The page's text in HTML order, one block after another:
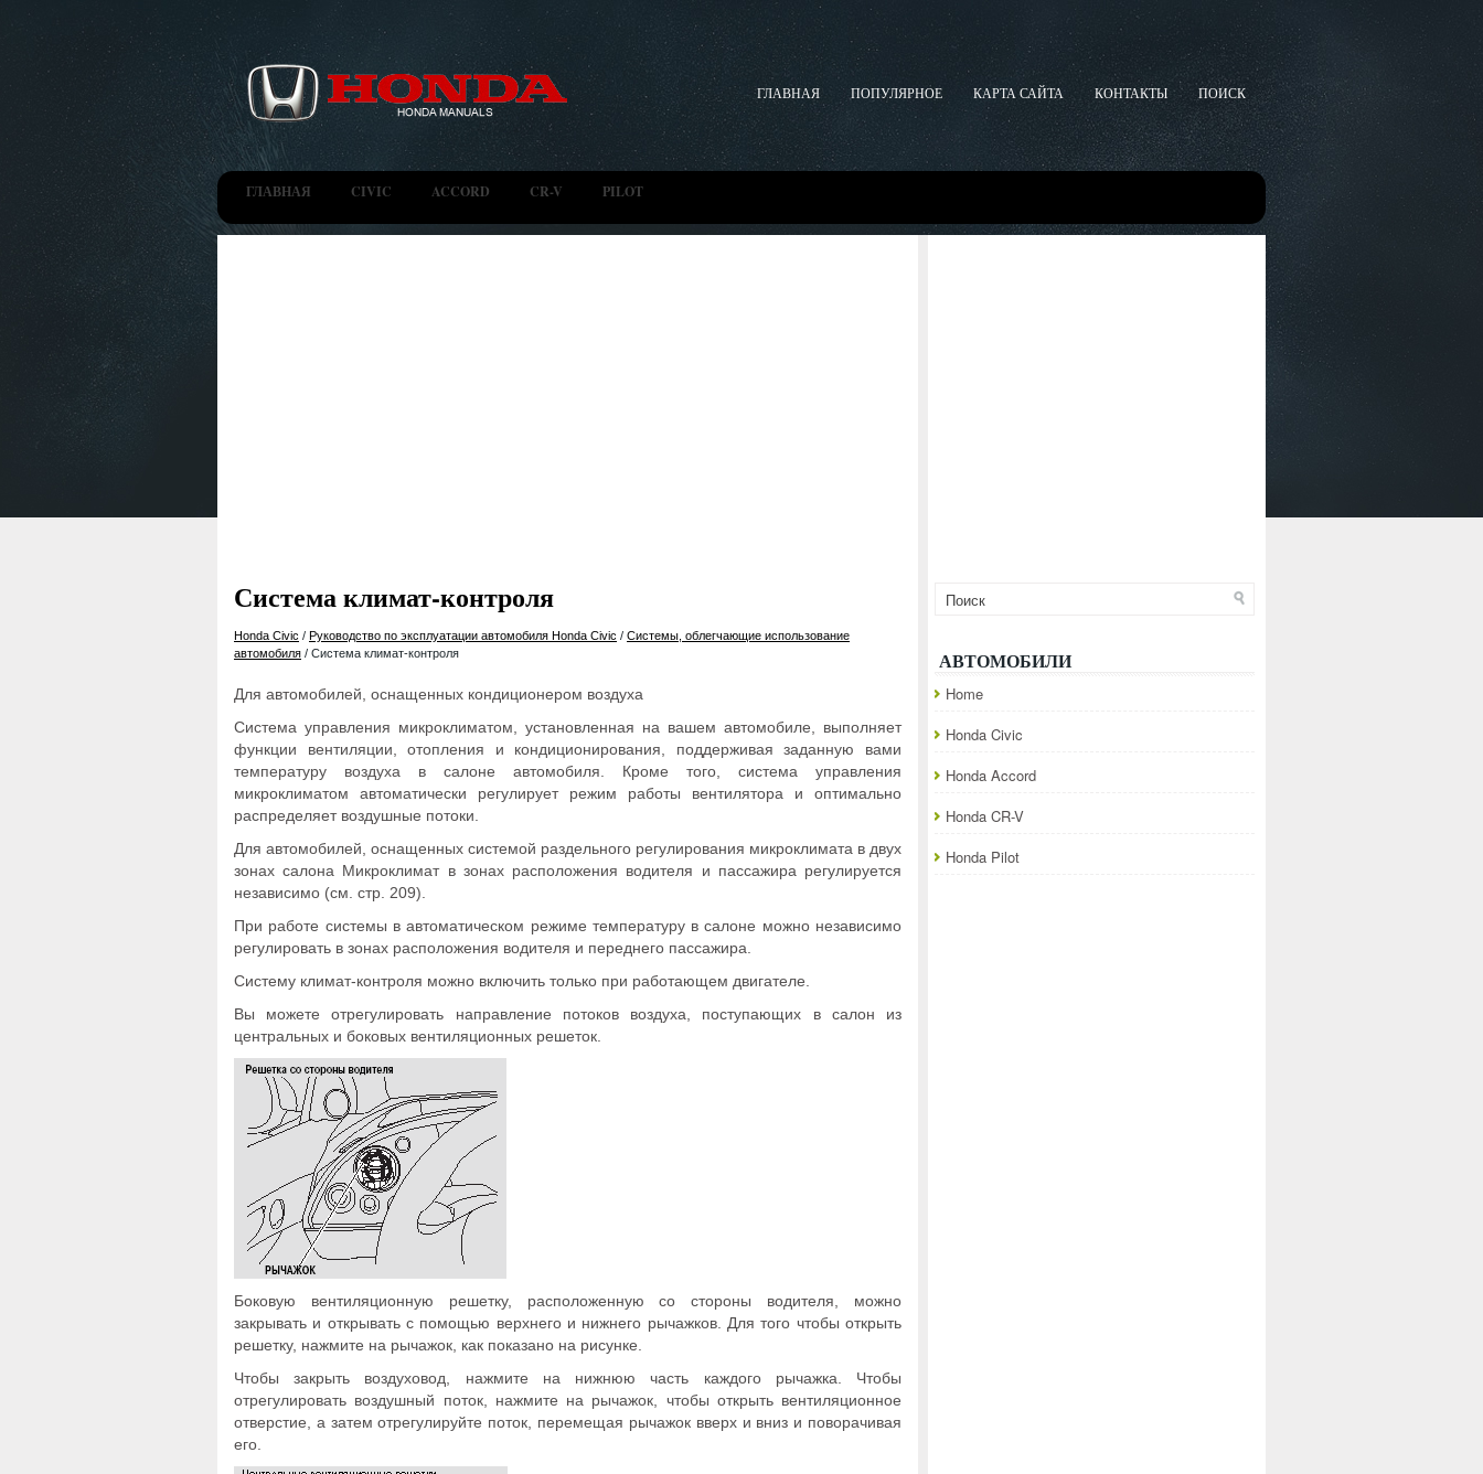
ГЛАВНАЯ ПОПУЛЯРНОЕ КАРТА САЙТА КОНТАКТЫ ПОИСК
ГЛАВНАЯ CIVIC ACCORD CR-V PILOT
Система климат-контроля
Honda Civic / Руководство по эксплуатации автомобиля Honda Civic / Системы, облегчающие использование
автомобиля / Система климат-контроля
Для автомобилей, оснащенных кондиционером воздуха
Система управления микроклиматом, установленная на вашем автомобиле, выполняет
функции вентиляции, отопления и кондиционирования, поддерживая заданную вами
температуру воздуха в салоне автомобиля. Кроме того, система управления
микроклиматом автоматически регулирует режим работы вентилятора и оптимально
распределяет воздушные потоки.
Для автомобилей, оснащенных системой раздельного регулирования микроклимата в двух
зонах салона Микроклимат в зонах расположения водителя и пассажира регулируется
независимо (см. стр. 209).
При работе системы в автоматическом режиме температуру в салоне можно независимо
регулировать в зонах расположения водителя и переднего пассажира.
Систему климат-контроля можно включить только при работающем двигателе.
Вы можете отрегулировать направление потоков воздуха, поступающих в салон из
центральных и боковых вентиляционных решеток.
Боковую вентиляционную решетку, расположенную со стороны водителя, можно
закрывать и открывать с помощью верхнего и нижнего рычажков. Для того чтобы открыть
решетку, нажмите на рычажок, как показано на рисунке.
Чтобы закрыть воздуховод, нажмите на нижнюю часть каждого рычажка. Чтобы
отрегулировать воздушный поток, нажмите на рычажок, чтобы открыть вентиляционное
отверстие, а затем отрегулируйте поток, перемещая рычажок вверх и вниз и поворачивая
его.
АВТОМОБИЛИ
Home
Honda Civic
Honda Accord
Honda CR-V
Honda Pilot